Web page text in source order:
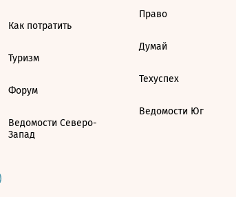
Как потратить
Туризм
Форум
Ведомости Северо-
Запад
Право
Думай
Техуспех
Ведомости Юг